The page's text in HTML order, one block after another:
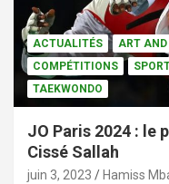
ACTUALITÉS ART AND
COMPÉTITIONS
TAEKWONDO
JO Paris 2024 : le
Cissé Sallah
juin 3, 2023 Hamiss